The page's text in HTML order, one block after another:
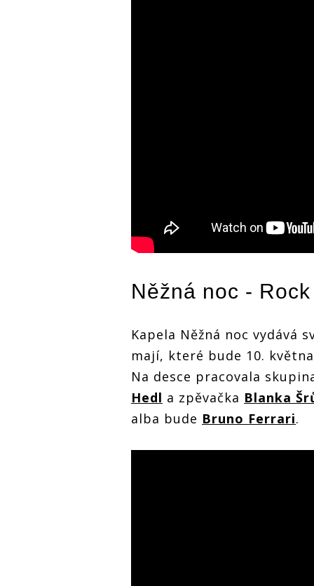
Něžná noc -
Kapela Něžná noc vydává
mají, které bude 10.
Na desce pracovala
Hedl a zpěvačka Blanka
alba bude Bruno Ferrari.